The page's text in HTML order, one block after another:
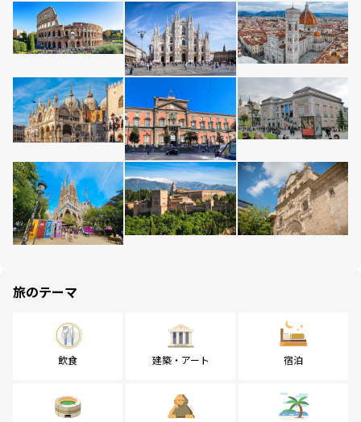
旅のテーマ
飲食 建築・アート 宿泊